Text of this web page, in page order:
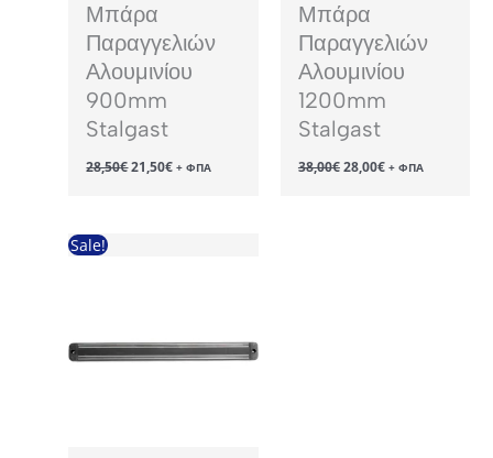
Μπάρα
Παραγγελιών
Αλουμινίου
900mm
Stalgast
28,50€Original
price
21,50€Η+ ΦΠΑ
Μπάρα
Παραγγελιών
Αλουμινίου
1200mm
Stalgast
38,00€Original
price
28,00€Η+ ΦΠΑ
Sale!